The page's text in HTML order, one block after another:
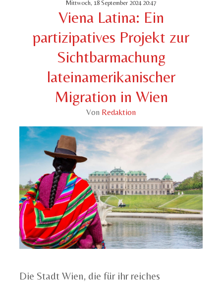
Mittwoch, 18 September 2024 20:47
Viena Latina: Ein
partizipatives Projekt zur
Sichtbarmachung
lateinamerikanischer
Migration in Wien
Von Redaktion
Die Stadt Wien, die für ihr reiches